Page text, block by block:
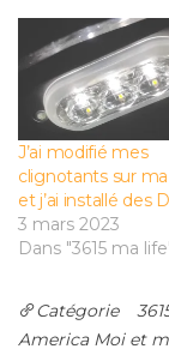
J’ai modifié mes
clignotants sur
et j’ai installé des
3 mars 2023
Dans "3615 ma
Catégorie
America Moi et